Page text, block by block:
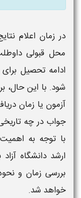
در زمان اعلام
محل قبولی
ادامه تحصیل
شود. با این حال،
آزمون یا زمان
جواب در چه
با توجه به
ارشد دانشگاه آزاد
بررسی زمان و
خواهد شد.